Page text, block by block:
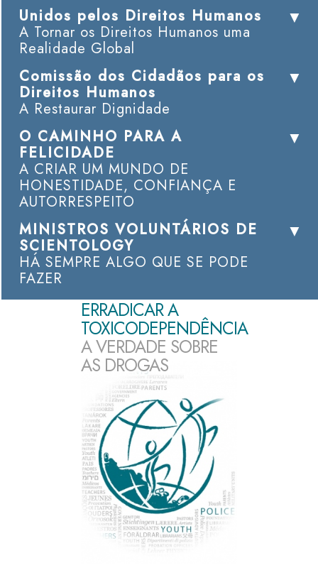
Unidos pelos Direitos Humanos
A Tornar os Direitos Humanos uma
Realidade Global
Comissão dos Cidadãos para os
Direitos Humanos
A Restaurar Dignidade
O CAMINHO PARA A
FELICIDADE
A CRIAR UM MUNDO DE
HONESTIDADE, CONFIANÇA E
AUTORRESPEITO
MINISTROS VOLUNTÁRIOS DE
SCIENTOLOGY
HÁ SEMPRE ALGO QUE SE PODE
FAZER
ERRADICAR A
TOXICODEPENDÊNCIA
A VERDADE SOBRE
AS DROGAS